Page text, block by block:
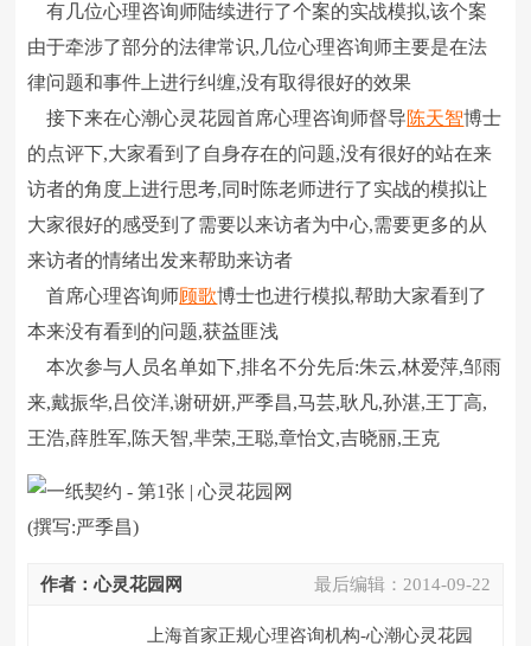
有几位心理咨询师陆续进行了个案的实战模拟,该个案
由于牵涉了部分的法律常识,几位心理咨询师主要是在法
律问题和事件上进行纠缠,没有取得很好的效果
接下来在心潮心灵花园首席心理咨询师督导陈天智博士
的点评下,大家看到了自身存在的问题,没有很好的站在来
访者的角度上进行思考,同时陈老师进行了实战的模拟让
大家很好的感受到了需要以来访者为中心,需要更多的从
来访者的情绪出发来帮助来访者
首席心理咨询师顾歌博士也进行模拟,帮助大家看到了
本来没有看到的问题,获益匪浅
本次参与人员名单如下,排名不分先后:朱云,林爱萍,邹雨
来,戴振华,吕佼洋,谢研妍,严季昌,马芸,耿凡,孙湛,王丁高,
王浩,薛胜军,陈天智,芈荣,王聪,章怡文,吉晓丽,王克
(撰写:严季昌)
最后编辑： 2014-09-22
作者：心灵花园网
上海首家正规心理咨询机构-心潮心灵花园